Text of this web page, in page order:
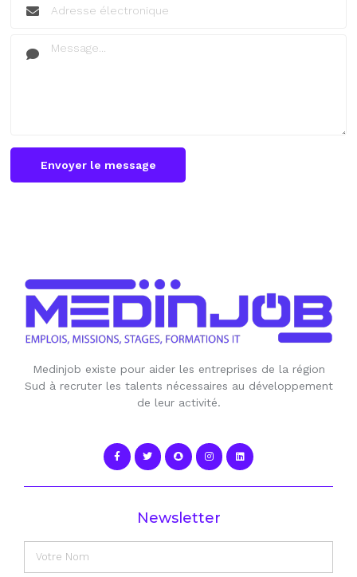
Envoyer le message
Medinjob existe pour aider les entreprises de la région
Sud à recruter les talents nécessaires au développement
de leur activité.
Newsletter